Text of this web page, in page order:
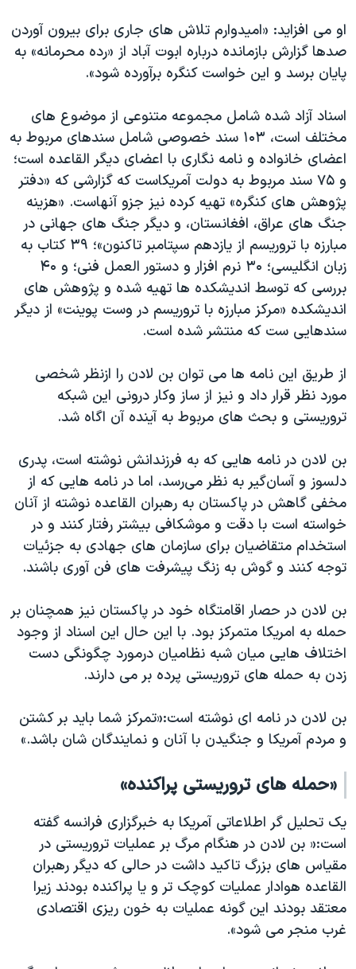
او می افزاید: «امیدوارم تلاش های جاری برای بیرون آوردن
صدها گزارش بازمانده درباره ابوت آباد از «رده محرمانه» به
پایان برسد و این خواست کنگره برآورده شود».
اسناد آزاد شده شامل مجموعه متنوعی از موضوع های
مختلف است، ۱۰۳ سند خصوصی شامل سندهای مربوط به
اعضای خانواده و نامه نگاری با اعضای دیگر القاعده است؛
و ۷۵ سند مربوط به دولت آمریکاست که گزارشی که «دفتر
پژوهش های کنگره» تهیه کرده نیز جزو آنهاست. «هزینه
جنگ های عراق، افغانستان، و دیگر جنگ های جهانی در
مبارزه با تروریسم از یازدهم سپتامبر تاکنون»؛ ۳۹ کتاب به
زبان انگلیسی؛ ۳۰ نرم افزار و دستور العمل فنی؛ و ۴۰
بررسی که توسط اندیشکده ها تهیه شده و پژوهش های
اندیشکده «مرکز مبارزه با تروریسم در وست پوینت» از دیگر
سندهایی ست که منتشر شده است.
از طریق این نامه ها می توان بن لادن را ازنظر شخصی
مورد نظر قرار داد و نیز از ساز وکار درونی این شبکه
تروریستی و بحث های مربوط به آینده آن اگاه شد.
بن لادن در نامه هایی که به فرزندانش نوشته است، پدری
دلسوز و آسان‌گیر به نظر می‌رسد، اما در نامه هایی که از
مخفی گاهش در پاکستان به رهبران القاعده نوشته از آنان
خواسته است با دقت و موشکافی بیشتر رفتار کنند و در
استخدام متقاضیان برای سازمان های جهادی به جزئیات
توجه کنند و گوش به زنگ پیشرفت های فن آوری باشند.
بن لادن در حصار اقامتگاه خود در پاکستان نیز همچنان بر
حمله به امریکا متمرکز بود. با این حال این اسناد از وجود
اختلاف هایی میان شبه نظامیان درمورد چگونگی دست
زدن به حمله های تروریستی پرده بر می دارند.
بن لادن در نامه ای نوشته است:«تمرکز شما باید بر کشتن
و مردم آمریکا و جنگیدن با آنان و نمایندگان شان باشد.»
«حمله های تروریستی پراکنده»
یک تحلیل گر اطلاعاتی آمریکا به خبرگزاری فرانسه گفته
است:« بن لادن در هنگام مرگ بر عملیات تروریستی در
مقیاس های بزرگ تاکید داشت در حالی که دیگر رهبران
القاعده هوادار عملیات کوچک تر و یا پراکنده بودند زیرا
معتقد بودند این گونه عملیات به خون ریزی اقتصادی
غرب منجر می شود».